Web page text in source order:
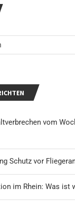
vom
Schutz vor
im Rhein: Was ist